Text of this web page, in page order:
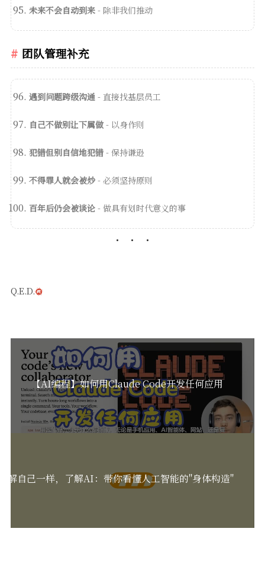
未来不会自动到来- 除非我们推动
团队管理补充
遇到问题跨级沟通- 直接找基层员工
自己不做别让下属做- 以身作则
犯错但别自信地犯错- 保持谦逊
不得罪人就会被炒- 必须坚持原则
百年后仍会被谈论- 做具有划时代意义的事
Q.E.D.
【AI编程】如何用Claude Code开发任何应用
解自己一样，了解AI：带你看懂人工智能的"身体构造"